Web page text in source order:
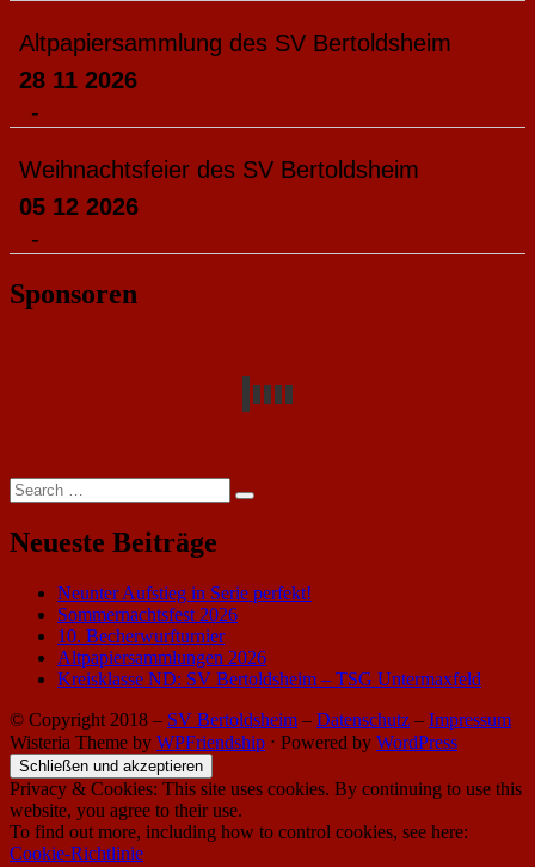
Altpapiersammlung des SV Bertoldsheim
28 11 2026
-
Weihnachtsfeier des SV Bertoldsheim
05 12 2026
-
Sponsoren
Search
for:
Search
Neueste Beiträge
Neunter Aufstieg in Serie perfekt!
Sommernachtsfest 2026
10. Becherwurfturnier
Altpapiersammlungen 2026
Kreisklasse ND: SV Bertoldsheim – TSG Untermaxfeld
© Copyright 2018 – SV Bertoldsheim – Datenschutz – Impressum
Wisteria Theme by WPFriendship ⋅ Powered by WordPress
Privacy & Cookies: This site uses cookies. By continuing to use this
website, you agree to their use.
To find out more, including how to control cookies, see here:
Cookie-Richtlinie